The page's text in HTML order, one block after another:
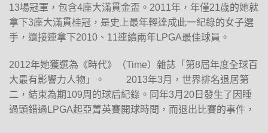
13場冠軍，包含4座大滿貫金盃。2011年，年僅21歲的她就
拿下3座大滿貫桂冠，是史上最年輕達成此一紀錄的女子選
手，還接連拿下2010、11連續兩年LPGA最佳球員。
2012年她獲選為《時代》（Time）雜誌「第8屆年度全球百
大最有影響力人物」。 2013年3月，世界排名退居第
二，結束為期109周的球后紀錄。同年3月20日發生了因睡
過頭錯過LPGA起亞菁英賽開球時間，而退出比賽的事件，